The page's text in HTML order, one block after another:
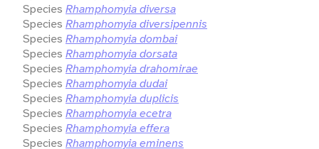
Species Rhamphomyia diversa
Species Rhamphomyia diversipennis
Species Rhamphomyia dombai
Species Rhamphomyia dorsata
Species Rhamphomyia drahomirae
Species Rhamphomyia dudai
Species Rhamphomyia duplicis
Species Rhamphomyia ecetra
Species Rhamphomyia effera
Species Rhamphomyia eminens